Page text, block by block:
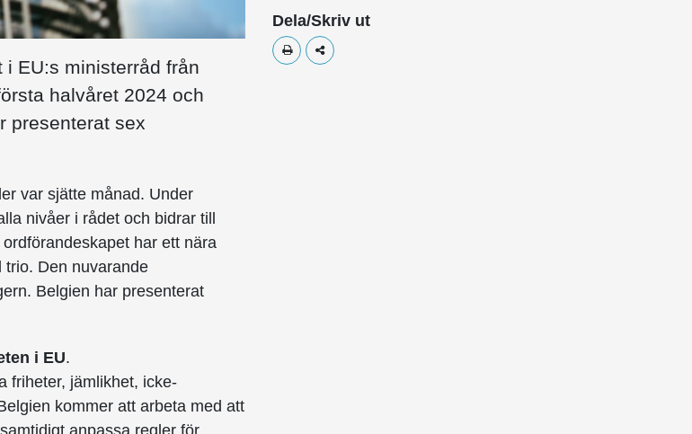
EU:s ministerråd från
halvåret 2024 och
presenterat sex
var sjätte månad. Under
nivåer i rådet och bidrar till
har ett nära
trio. Den nuvarande
Belgien har presenterat
i EU.
friheter, jämlikhet, icke-
kommer att arbeta med att
Dela/Skriv ut
Skriv utDela